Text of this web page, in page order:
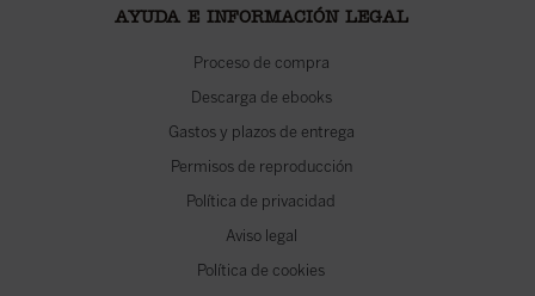
AYUDA E INFORMACIÓN LEGAL
Proceso de compra
Descarga de ebooks
Gastos y plazos de entrega
Permisos de reproducción
Política de privacidad
Aviso legal
Política de cookies